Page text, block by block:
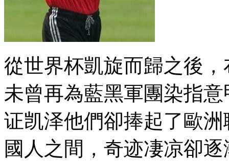
從世界杯凱旋而歸之後
未曾再為藍黑軍團染指意甲
证凯泽他們卻捧起了歐洲
國人之間 ，奇迹凄凉